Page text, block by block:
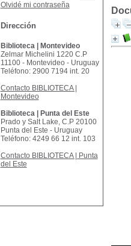
Olvidé mi contraseña
Dirección
Biblioteca | Montevideo
Zelmar Michelini 1220 C.P
11100 - Montevideo - Uruguay
Teléfono: 2900 7194 int. 20
Contacto BIBLIOTECA |
Montevideo
Biblioteca | Punta del Este
Prado y Salt Lake, C.P 20100
Punta del Este - Uruguay
Teléfono: 4249 66 12 int. 103
Contacto BIBLIOTECA | Punta
del Este